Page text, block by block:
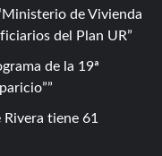
Ministerio de Vivienda
del Plan UR
de la 19ª
Rivera tiene 61